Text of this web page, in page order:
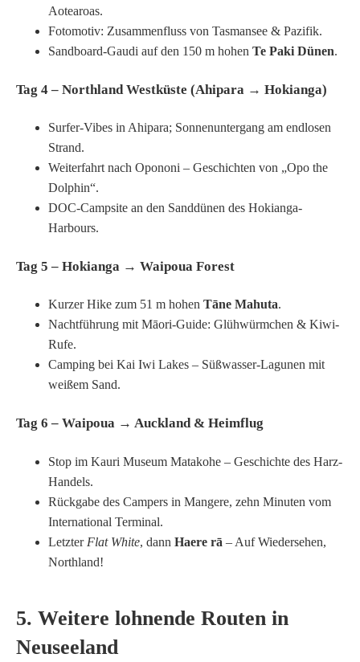
Aotearoas.
Fotomotiv: Zusammenfluss von Tasmansee & Pazifik.
Sandboard-Gaudi auf den 150 m hohen Te Paki Dünen.
Tag 4 – Northland Westküste (Ahipara → Hokianga)
Surfer-Vibes in Ahipara; Sonnenuntergang am endlosen
Strand.
Weiterfahrt nach Opononi – Geschichten von „Opo the
Dolphin“.
DOC-Campsite an den Sanddünen des Hokianga-
Harbours.
Tag 5 – Hokianga → Waipoua Forest
Kurzer Hike zum 51 m hohen Tāne Mahuta.
Nachtführung mit Māori-Guide: Glühwürmchen & Kiwi-
Rufe.
Camping bei Kai Iwi Lakes – Süßwasser-Lagunen mit
weißem Sand.
Tag 6 – Waipoua → Auckland & Heimflug
Stop im Kauri Museum Matakohe – Geschichte des Harz-
Handels.
Rückgabe des Campers in Mangere, zehn Minuten vom
International Terminal.
Letzter Flat White, dann Haere rā – Auf Wiedersehen,
Northland!
5. Weitere lohnende Routen in
Neuseeland